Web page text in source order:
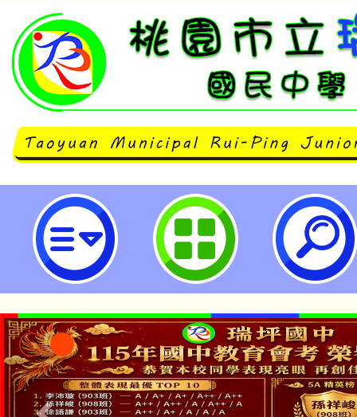
114年度Cool English 英聽王-桃
中學